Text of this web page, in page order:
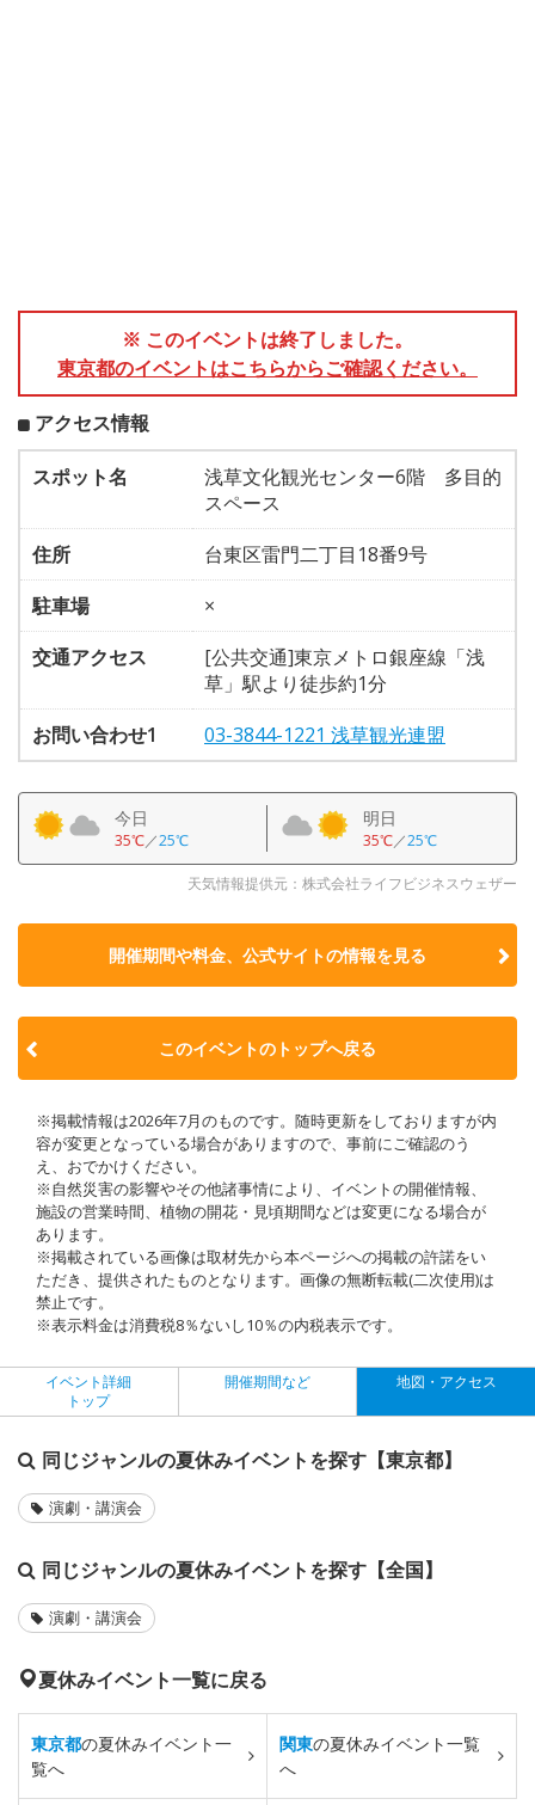
※ このイベントは終了しました。
東京都のイベントはこちらからご確認ください。
アクセス情報
スポット名
浅草文化観光センター6階 多目的
スペース
住所
台東区雷門二丁目18番9号
駐車場
×
交通アクセス
[公共交通]東京メトロ銀座線「浅
草」駅より徒歩約1分
お問い合わせ1
03-3844-1221 浅草観光連盟
今日
35℃／25℃
明日
35℃／25℃
天気情報提供元：株式会社ライフビジネスウェザー
開催期間や料金、公式サイトの情報を見る
このイベントのトップへ戻る
※掲載情報は2026年7月のものです。随時更新をしておりますが内
容が変更となっている場合がありますので、事前にご確認のう
え、おでかけください。
※自然災害の影響やその他諸事情により、イベントの開催情報、
施設の営業時間、植物の開花・見頃期間などは変更になる場合が
あります。
※掲載されている画像は取材先から本ページへの掲載の許諾をい
ただき、提供されたものとなります。画像の無断転載(二次使用)は
禁止です。
※表示料金は消費税8％ないし10％の内税表示です。
イベント詳細
トップ
開催期間など 地図・アクセス
同じジャンルの夏休みイベントを探す【東京都】
演劇・講演会
同じジャンルの夏休みイベントを探す【全国】
演劇・講演会
夏休みイベント一覧に戻る
東京都の夏休みイベント一
覧へ
関東の夏休みイベント一覧
へ